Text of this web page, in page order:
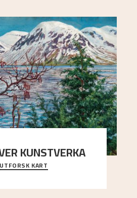
KUNSTVERKA
utsiktene i Astrups malerier
UTFORSK KART